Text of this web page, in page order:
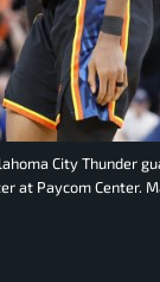
City Thunder
at Paycom Center.